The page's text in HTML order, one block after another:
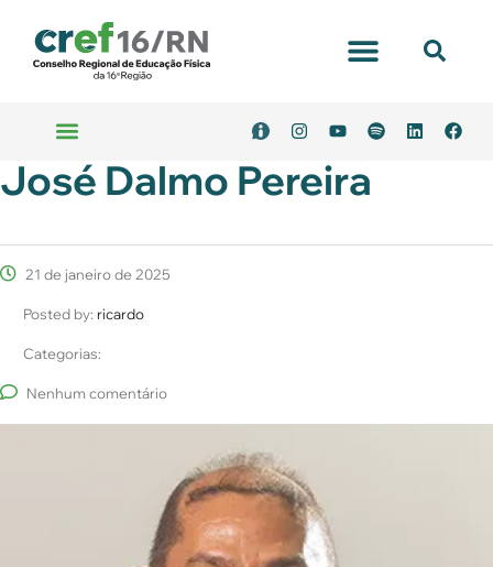
José Dalmo Pereira
21 de janeiro de 2025
Posted by: ricardo
Categorias:
Nenhum comentário